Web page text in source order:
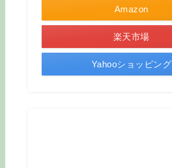
Amazon
楽天市場
Yahooショッピング